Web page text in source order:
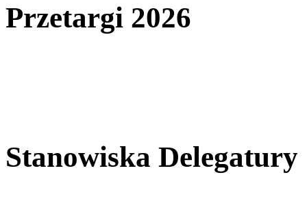
Przetargi 2026
Stanowiska